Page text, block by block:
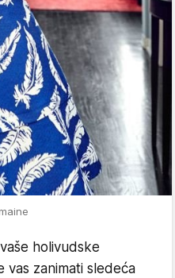
holivudske
vas zanimati sledeća